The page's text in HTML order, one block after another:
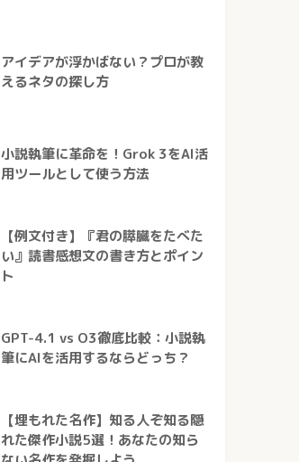
アイデアが浮かばない？プロが教
えるネタの探し方
小説執筆に革命を！Grok 3をAI活
用ツールとして使う方法
【例文付き】『君の膵臓をたべた
い』読書感想文の書き方とポイン
ト
GPT-4.1 vs O3徹底比較：小説執
筆にAIを活用するならどっち？
【埋もれた名作】知る人ぞ知る隠
れた傑作小説5選！あなたの知ら